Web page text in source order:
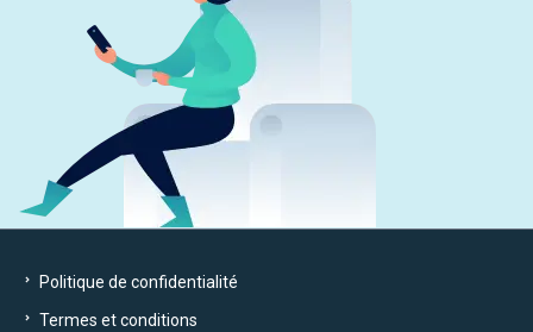
Politique de confidentialité
Termes et conditions